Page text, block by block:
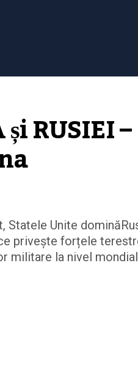
RUSIEI –
Statele Unite
privește forțele
militare la nivel